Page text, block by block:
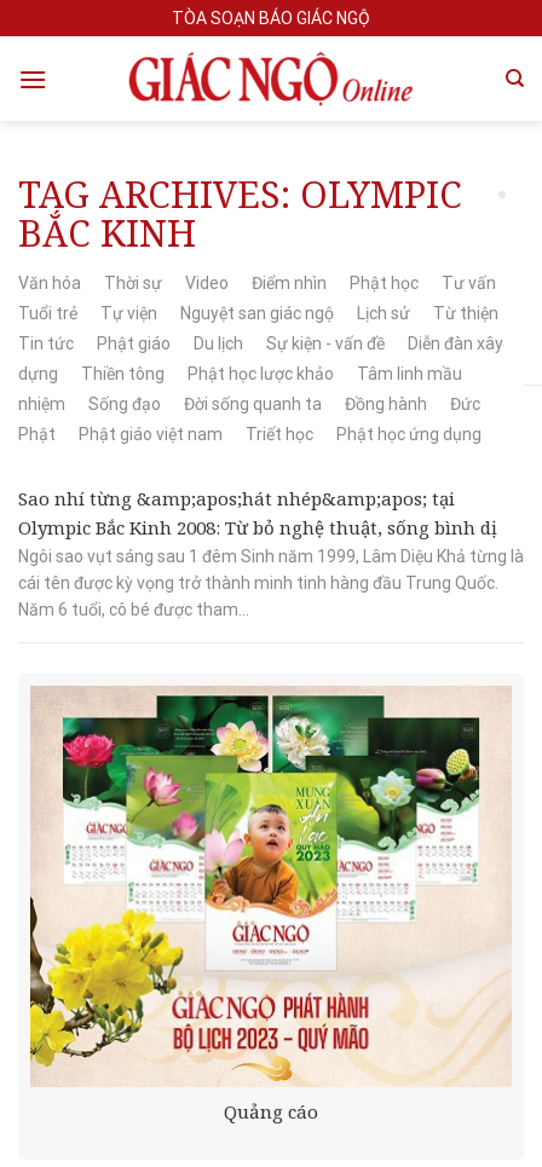
to
content
TÒA SOẠN BÁO GIÁC NGỘ
TAG ARCHIVES: OLYMPIC
BẮC KINH
Văn hóa Thời sự Video Điểm nhìn Phật học
Tư vấn
Tuổi trẻ
Tự viện Nguyệt san giác ngộ Lịch sử
Từ thiện
Tin tức
Phật giáo Du lịch Sự kiện - vấn đề
Diễn đàn xây
dựng
Thiền tông Phật học lược khảo
Tâm linh mầu
nhiệm
Sống đạo Đời sống quanh ta Đồng hành
Đức
Phật
Phật giáo việt nam Triết học Phật học ứng dụng
Sao nhí từng &amp;apos;hát nhép&amp;apos; tại
Olympic Bắc Kinh 2008: Từ bỏ nghệ thuật, sống bình dị
Ngôi sao vụt sáng sau 1 đêm Sinh năm 1999, Lâm Diệu Khả từng là
cái tên được kỳ vọng trở thành minh tinh hàng đầu Trung Quốc.
Năm 6 tuổi, cô bé được tham...
Quảng cáo